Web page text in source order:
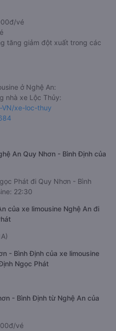
vé
tăng giảm đột xuất trong các
ở Nghệ An:
nhà xe Lộc Thủy:
xe-loc-thuy
An Quy Nhơn - Bình Định của
Phát đi Quy Nhơn - Bình
22:30
của xe limousine Nghệ An đi
- Bình Định của xe limousine
Ngọc Phát
- Bình Định từ Nghệ An của
vé